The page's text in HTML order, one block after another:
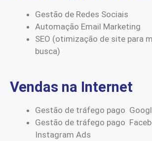
Gestão de Redes Sociais
Automação Email Marketing
SEO (otimização de site para
busca)
Vendas na Internet
Gestão de tráfego pago
Gestão de tráfego pago
Instagram Ads